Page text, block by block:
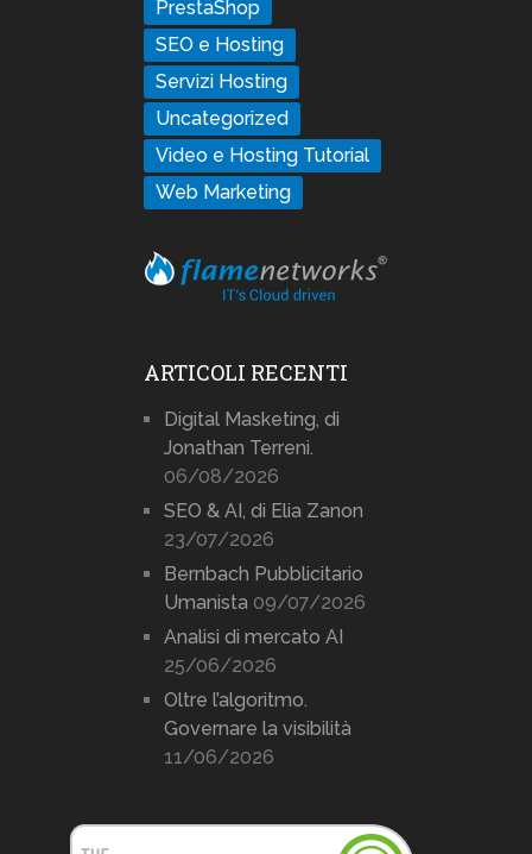
PrestaShop
SEO e Hosting
Servizi Hosting
Uncategorized
Video e Hosting Tutorial
Web Marketing
ARTICOLI RECENTI
Digital Masketing, di
Jonathan Terreni.
06/08/2026
SEO & AI, di Elia Zanon
23/07/2026
Bernbach Pubblicitario
Umanista 09/07/2026
Analisi di mercato AI
25/06/2026
Oltre l’algoritmo.
Governare la visibilità
11/06/2026